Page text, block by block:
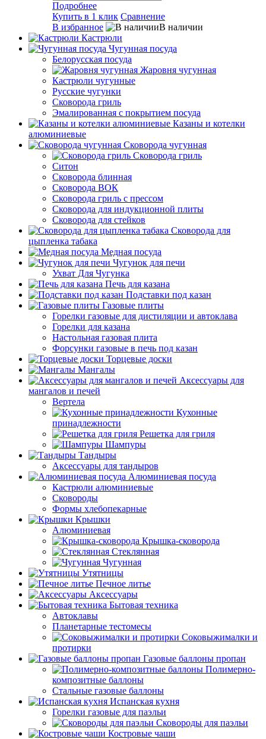
Подробнее
Купить в 1 клик Сравнение
В избранное
В наличии
Кастрюли
Чугунная посуда
Белорусская посуда
Жаровня чугунная
Кастрюли чугунные
Русские чугунки
Сковорода гриль
Эмалированная с покрытием посуда
Казаны и котелки
алюминиевые
Сковорода чугунная
Сковорода гриль
Ситон
Сковорода блинная
Сковорода ВОК
Сковорода гриль с прессом
Сковорода для индукционной плиты
Сковорода для стейков
Сковорода для
цыпленка табака
Медная посуда
Чугунок для печи
Ухват Для Чугунка
Печь для казана
Подставки под казан
Газовые плиты
Горелки газовые для дистиляции и автоклава
Горелки для казана
Настольная газовая плита
Форсунки газовые в печь под казан
Торцевые доски
Мангалы
Аксессуары для
мангалов и печей
Вертела
Кухонные
принадлежности
Решетка для гриля
Шампуры
Тандыры
Аксессуары для тандыров
Алюминиевая посуда
Кастрюли алюминиевые
Сковороды
Формы хлебопекарные
Крышки
Алюминиевая
Крышка-сковорода
Стеклянная
Чугунная
Утятницы
Печное литье
Аксессуары
Бытовая техника
Автоклавы
Планетарные тестомесы
Соковыжималки и
протирки
Газовые баллоны пропан
Полимерно-
композитные баллоны
Стальные газовые баллоны
Испанская кухня
Горелки газовые для паэльи
Сковороды для паэльи
Костровые чаши